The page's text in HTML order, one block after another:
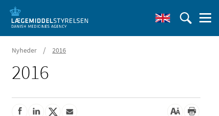
Nyheder / 2016
2016